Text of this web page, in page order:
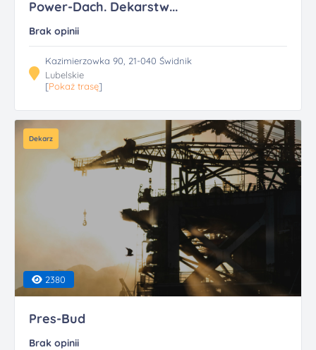
Power-Dach. Dekarstw...
Brak opinii
Kazimierzowka 90, 21-040 Świdnik
Lubelskie
[Pokaż trasę]
Dekarz
2380
Pres-Bud
Brak opinii